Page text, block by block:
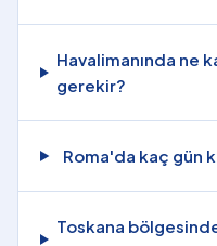
Havalimanında ne
gerekir?
Roma'da kaç gün
Toskana